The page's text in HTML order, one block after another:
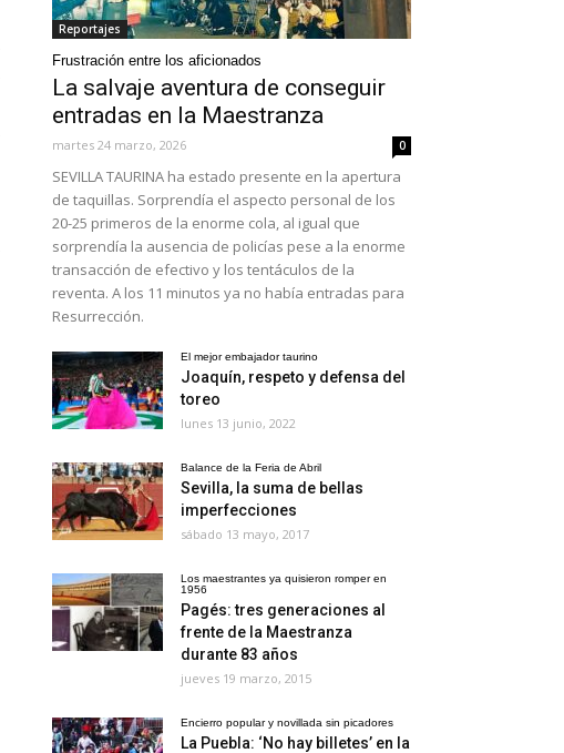
Reportajes
Frustración entre los aficionados
La salvaje aventura de conseguir
entradas en la Maestranza
martes 24 marzo, 2026 0
SEVILLA TAURINA ha estado presente en la apertura
de taquillas. Sorprendía el aspecto personal de los
20-25 primeros de la enorme cola, al igual que
sorprendía la ausencia de policías pese a la enorme
transacción de efectivo y los tentáculos de la
reventa. A los 11 minutos ya no había entradas para
Resurrección.
El mejor embajador taurino
Joaquín, respeto y defensa del
toreo
lunes 13 junio, 2022
Balance de la Feria de Abril
Sevilla, la suma de bellas
imperfecciones
sábado 13 mayo, 2017
Los maestrantes ya quisieron romper en
1956
Pagés: tres generaciones al
frente de la Maestranza
durante 83 años
jueves 19 marzo, 2015
Encierro popular y novillada sin picadores
La Puebla: ‘No hay billetes’ en la